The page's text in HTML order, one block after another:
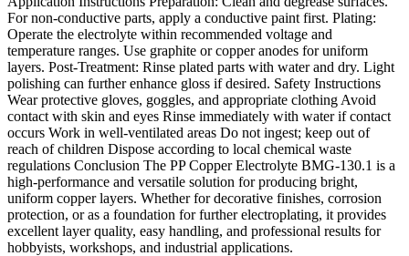
For non-conductive parts, apply a conductive paint first. Plating:
Operate the electrolyte within recommended voltage and
temperature ranges. Use graphite or copper anodes for uniform
layers. Post-Treatment: Rinse plated parts with water and dry. Light
polishing can further enhance gloss if desired. Safety Instructions
Wear protective gloves, goggles, and appropriate clothing Avoid
contact with skin and eyes Rinse immediately with water if contact
occurs Work in well-ventilated areas Do not ingest; keep out of
reach of children Dispose according to local chemical waste
regulations Conclusion The PP Copper Electrolyte BMG‑130.1 is a
high-performance and versatile solution for producing bright,
uniform copper layers. Whether for decorative finishes, corrosion
protection, or as a foundation for further electroplating, it provides
excellent layer quality, easy handling, and professional results for
hobbyists, workshops, and industrial applications.